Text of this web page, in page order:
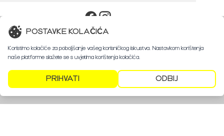
© 2024 Retroshop
POSTAVKE KOLAČIĆA
Koristimo kolačiće za poboljšanje vašeg korisničkog iskustva. Nastavkom korištenja
naše platforme slažete se s uvjetima korištenja kolačića.
PRIHVATI ODBIJ